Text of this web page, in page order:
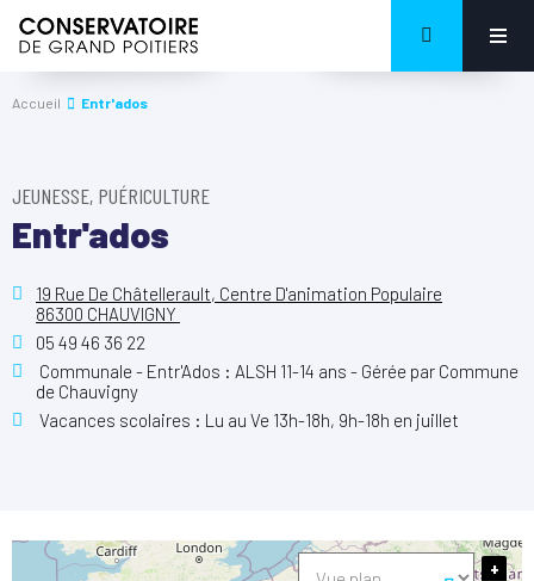
Accueil Entr'ados
JEUNESSE, PUÉRICULTURE
Entr'ados
19 Rue De Châtellerault, Centre D'animation Populaire
86300 CHAUVIGNY
05 49 46 36 22
Communale - Entr'Ados : ALSH 11-14 ans - Gérée par Commune
de Chauvigny
Vacances scolaires : Lu au Ve 13h-18h, 9h-18h en juillet
+